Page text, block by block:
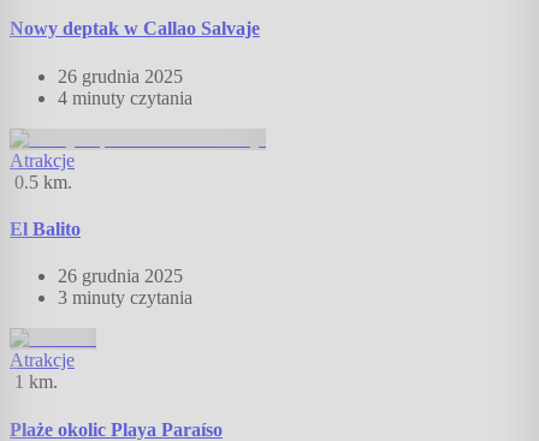
Nowy deptak w Callao Salvaje
26 grudnia 2025
4 minuty czytania
Atrakcje
0.5 km.
El Balito
26 grudnia 2025
3 minuty czytania
Atrakcje
1 km.
Plaże okolic Playa Paraíso